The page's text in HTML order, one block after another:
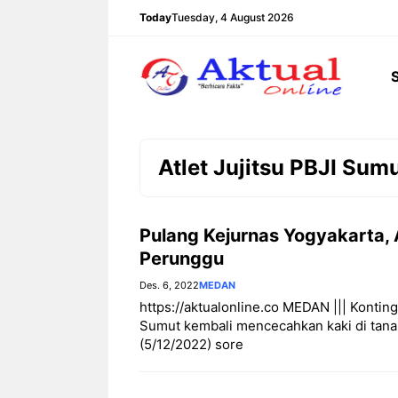
TodayTuesday, 4 August 2026
Atlet Jujitsu PBJI
Pulang Kejurnas Yogyakarta,
Perunggu
Des. 6, 2022MEDAN
https://aktualonline.co MEDAN |||
Sumut kembali mencecahkan kaki di
(5/12/2022) sore